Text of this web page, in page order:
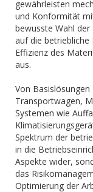
gewährleisten
und Konformität
bewusste Wahl
auf die betriebliche
Effizienz des
aus.
Von
Transportwagen,
Systemen wie
Spektrum der
in die
Aspekte wider,
das
Optimierung der